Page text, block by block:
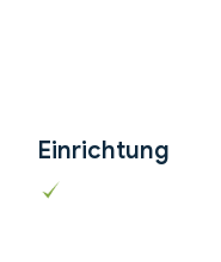
Einrichtung